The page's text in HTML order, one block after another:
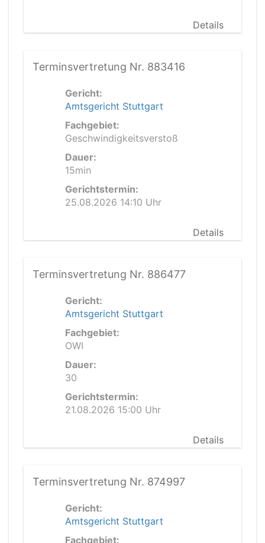
Details
Terminsvertretung Nr. 883416
Gericht:
Amtsgericht Stuttgart
Fachgebiet:
Geschwindigkeitsverstoß
Dauer:
15min
Gerichtstermin:
25.08.2026 14:10 Uhr
Details
Terminsvertretung Nr. 886477
Gericht:
Amtsgericht Stuttgart
Fachgebiet:
OWI
Dauer:
30
Gerichtstermin:
21.08.2026 15:00 Uhr
Details
Terminsvertretung Nr. 874997
Gericht:
Amtsgericht Stuttgart
Fachgebiet: